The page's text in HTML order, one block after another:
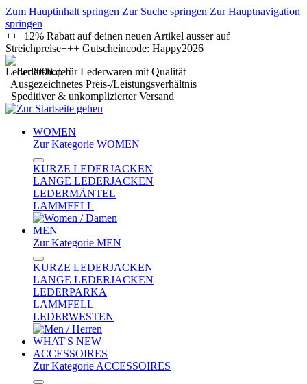
Zum Hauptinhalt springen Zur Suche springen Zur Hauptnavigation
springen
+++12% Rabatt auf deinen neuen Artikel ausser auf
Streichpreise+++ Gutscheincode: Happy2026
Ledershop für Lederwaren mit Qualität
Ausgezeichnetes Preis-/Leistungsverhältnis
Speditiver & unkomplizierter Versand
WOMEN
Zur Kategorie WOMEN
KURZE LEDERJACKEN
LANGE LEDERJACKEN
LEDERMÄNTEL
LAMMFELL
MEN
Zur Kategorie MEN
KURZE LEDERJACKEN
LANGE LEDERJACKEN
LEDERPARKA
LAMMFELL
LEDERWESTEN
WHAT'S NEW
ACCESSOIRES
Zur Kategorie ACCESSOIRES